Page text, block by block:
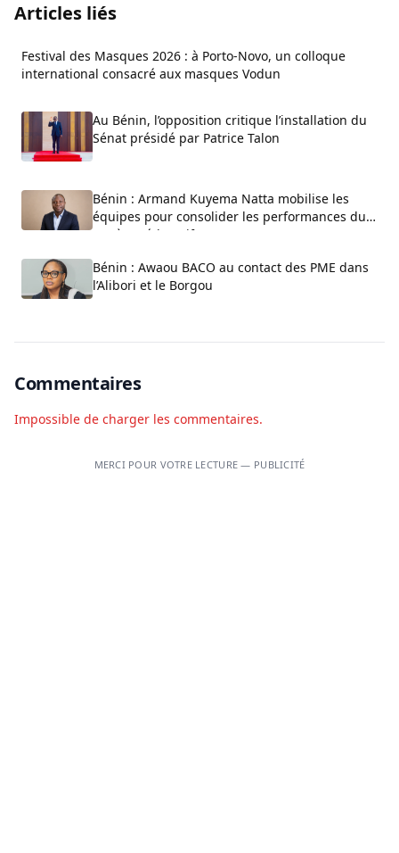
Articles liés
Festival des Masques 2026 : à Porto-Novo, un colloque
international consacré aux masques Vodun
Au Bénin, l’opposition critique l’installation du
Sénat présidé par Patrice Talon
Bénin : Armand Kuyema Natta mobilise les
équipes pour consolider les performances du
système éducatif
Bénin : Awaou BACO au contact des PME dans
l’Alibori et le Borgou
Commentaires
Impossible de charger les commentaires.
MERCI POUR VOTRE LECTURE — PUBLICITÉ